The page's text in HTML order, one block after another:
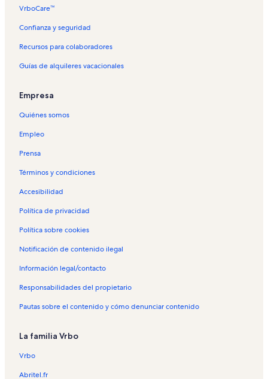
VrboCare™
Confianza y seguridad
Recursos para colaboradores
Guías de alquileres vacacionales
Empresa
Quiénes somos
Empleo
Prensa
Términos y condiciones
Accesibilidad
Política de privacidad
Política sobre cookies
Notificación de contenido ilegal
Información legal/contacto
Responsabilidades del propietario
Pautas sobre el contenido y cómo denunciar contenido
La familia Vrbo
Vrbo
Abritel.fr